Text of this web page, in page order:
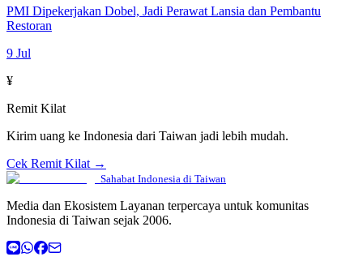
PMI Dipekerjakan Dobel, Jadi Perawat Lansia dan Pembantu
Restoran
9 Jul
¥
Remit Kilat
Kirim uang ke Indonesia dari Taiwan jadi lebih mudah.
Cek Remit Kilat →
Sahabat Indonesia di Taiwan
Media dan Ekosistem Layanan terpercaya untuk komunitas
Indonesia di Taiwan sejak 2006.